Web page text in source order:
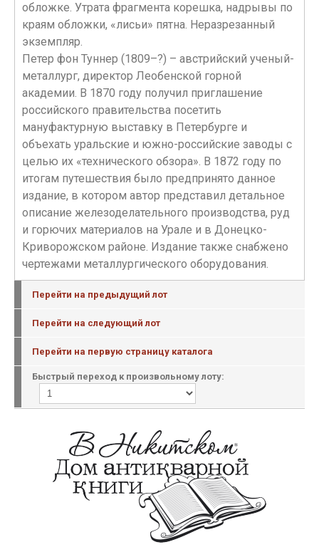
обложке. Утрата фрагмента корешка, надрывы по
краям обложки, «лисьи» пятна. Неразрезанный
экземпляр.
Петер фон Туннер (1809–?) – австрийский ученый-
металлург, директор Леобенской горной
академии. В 1870 году получил приглашение
российского правительства посетить
мануфактурную выставку в Петербурге и
объехать уральские и южно-российские заводы с
целью их «технического обзора». В 1872 году по
итогам путешествия было предпринято данное
издание, в котором автор представил детальное
описание железоделательного производства, руд
и горючих материалов на Урале и в Донецко-
Криворожском районе. Издание также снабжено
чертежами металлургического оборудования.
Перейти на предыдущий лот
Перейти на следующий лот
Перейти на первую страницу каталога
Быстрый переход к произвольному лоту: